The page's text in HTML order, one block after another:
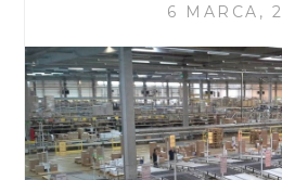
6 MARCA,